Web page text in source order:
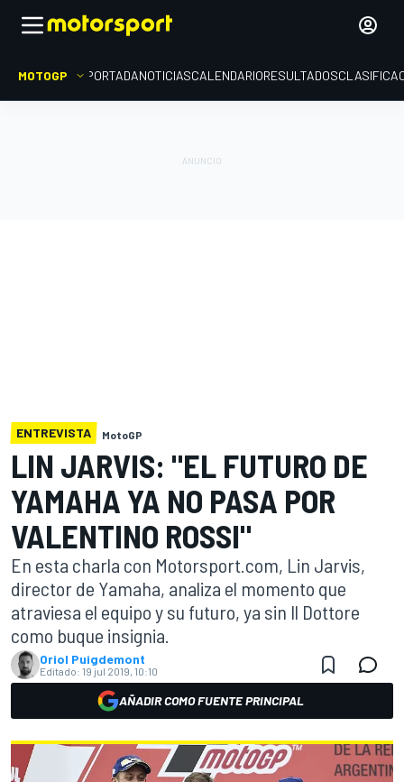
MOTOGP PORTADANOTICIASCALENDARIORESULTADOS
ENTREVISTA MotoGP
LIN JARVIS: "EL FUTURO DE
YAMAHA YA NO PASA POR
VALENTINO ROSSI"
En esta charla con Motorsport.com, Lin Jarvis,
director de Yamaha, analiza el momento que
atraviesa el equipo y su futuro, ya sin Il Dottore
como buque insignia.
Oriol Puigdemont
Editado: 19 jul 2019, 10:10
AÑADIR COMO FUENTE PRINCIPAL